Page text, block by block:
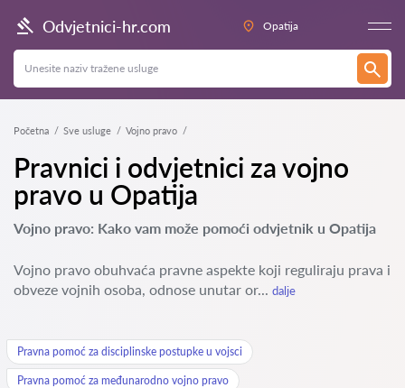
Odvjetnici-hr.com Opatija
Početna Sve usluge Vojno pravo
Pravnici i odvjetnici za vojno
pravo u Opatija
Vojno pravo: Kako vam može pomoći odvjetnik u Opatija
Vojno pravo obuhvaća pravne aspekte koji reguliraju prava i
obveze vojnih osoba, odnose unutar or... dalje
Pravna pomoć za disciplinske postupke u vojsci
Pravna pomoć za međunarodno vojno pravo